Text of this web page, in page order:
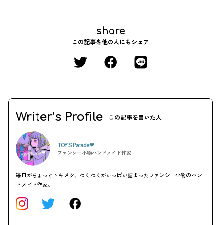
share
この記事を他の人にもシェア
Writer’s Profile この記事を書いた人
TOY’S Parade❤︎
ファンシー小物ハンドメイド作家
毎日がちょっとトキメク、わくわくがいっぱい詰まったファンシー小物のハン
ドメイド作家。